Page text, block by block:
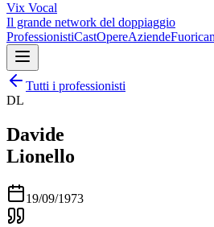
Vix Vocal
Il grande network del doppiaggio
ProfessionistiCastOpereAziende
Tutti i professionisti
DL
Davide
Lionello
19/09/1973